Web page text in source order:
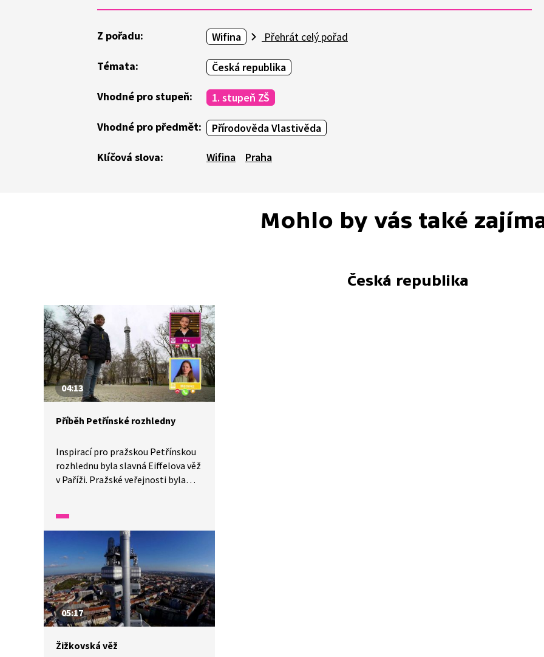
Z pořadu: Wifina Přehrát celý pořad
Témata: Česká republika
Vhodné pro stupeň: 1. stupeň ZŠ
Vhodné pro předmět: Přírodověda Vlastivěda
Klíčová slova: Wifina Praha
Mohlo by vás také
Česká republika
04:13
Příběh Petřínské rozhledny
Inspirací pro pražskou Petřínskou
rozhlednu byla slavná Eiffelova věž
v Paříži. Pražské veřejnosti byla
z nejvyšších staveb hlavního města.
Zároveň s ní byla vybudována
i lanová dráha, která vede z Újezdu
až na vrchol kopce Petřína. Více
o Petřínské rozhledně a lanovce se
dozvíte v reportáži z Wifiny.
05:17
Žižkovská věž